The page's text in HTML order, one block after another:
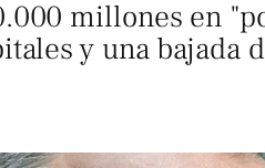
millones en
y una bajada